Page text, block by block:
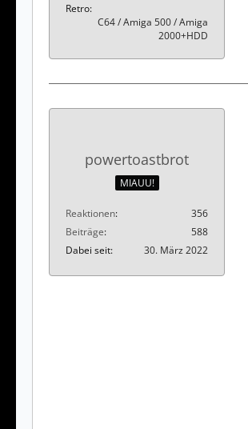
Retro
C64 / Amiga 500 / Amiga
2000+HDD
powertoastbrot
MIAUU!
Reaktionen
356
Beiträge
588
Dabei seit
30. März 2022